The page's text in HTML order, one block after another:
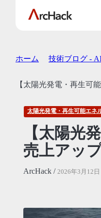
ホーム 技術ブログ -
【太陽光発電・再生可
太陽光発電・再生可能エネ
【太陽光
売上アッ
ArcHack / 2026年3月12日